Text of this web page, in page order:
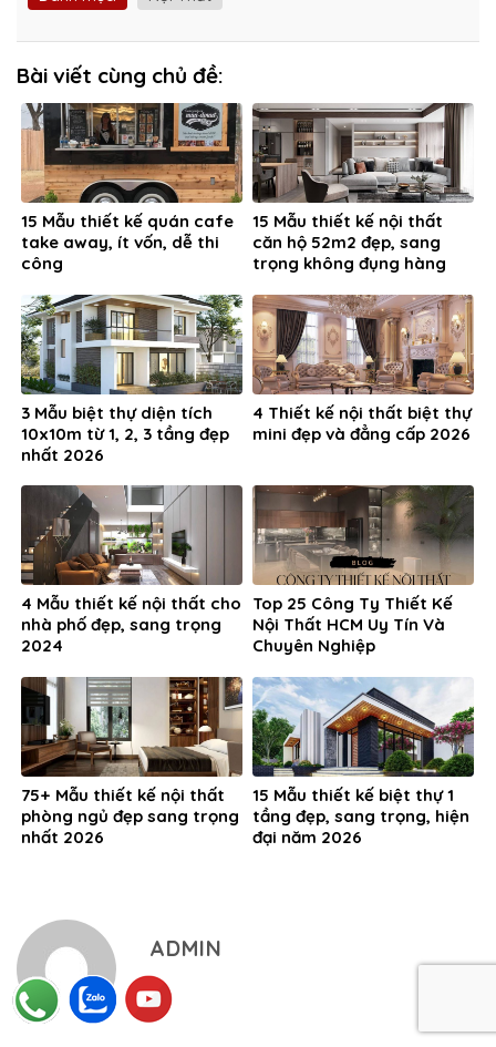
Bài viết cùng chủ đề:
15 Mẫu thiết kế quán cafe
take away, ít vốn, dễ thi
công
15 Mẫu thiết kế nội thất
căn hộ 52m2 đẹp, sang
trọng không đụng hàng
3 Mẫu biệt thự diện tích
10x10m từ 1, 2, 3 tầng đẹp
nhất 2026
4 Thiết kế nội thất biệt thự
mini đẹp và đẳng cấp 2026
4 Mẫu thiết kế nội thất cho
nhà phố đẹp, sang trọng
2024
Top 25 Công Ty Thiết Kế
Nội Thất HCM Uy Tín Và
Chuyên Nghiệp
75+ Mẫu thiết kế nội thất
phòng ngủ đẹp sang trọng
nhất 2026
15 Mẫu thiết kế biệt thự 1
tầng đẹp, sang trọng, hiện
đại năm 2026
ADMIN